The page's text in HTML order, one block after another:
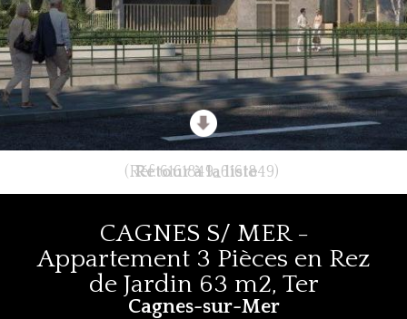
(Réf: 6161849_6161849)
Retour à la liste
CAGNES S/ MER -
Appartement 3 Pièces en Rez
de Jardin 63 m2, Ter
Cagnes-sur-Mer